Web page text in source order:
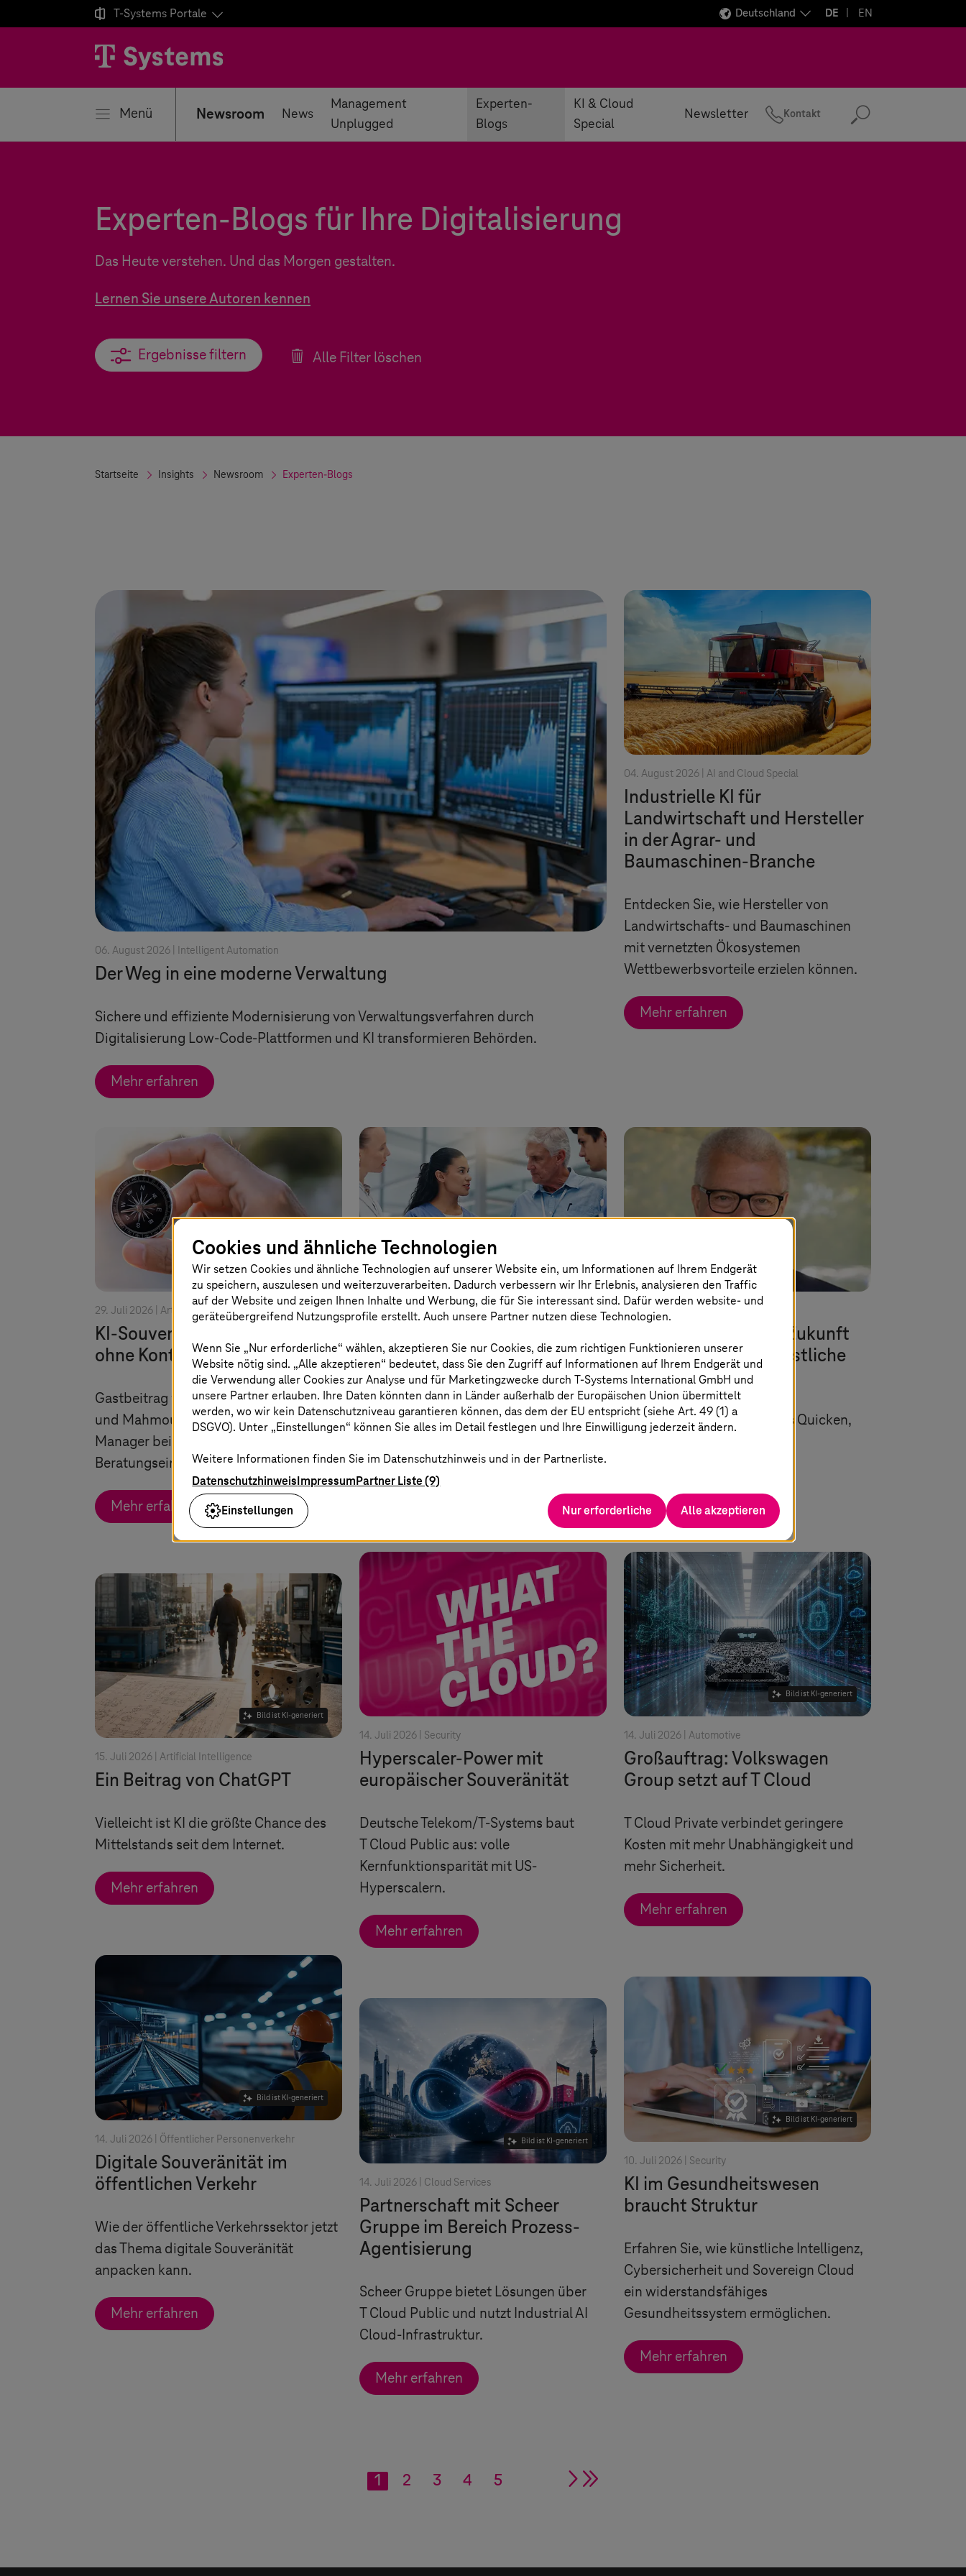
 T-Systems Portale Deutschland DE EN
Menü Newsroom News
Management
Unplugged
Experten-
Blogs
KI & Cloud
Special
Newsletter Kontakt Suchen
Experten-Blogs für Ihre Digitalisierung
Das Heute verstehen. Und das Morgen gestalten.
Lernen Sie unsere Autoren kennen
Ergebnisse filtern
Ergebnisse filtern Alle Filter löschen
Startseite Insights Newsroom Experten-Blogs
06. August 2026 | Intelligent Automation
Der Weg in eine moderne Verwaltung
Sichere und effiziente Modernisierung von Verwaltungsverfahren durch
Digitalisierung Low-Code-Plattformen und KI transformieren Behörden.
Mehr erfahren
04. August 2026 | AI and Cloud Special
Industrielle KI für
Landwirtschaft und Hersteller
in der Agrar- und
Baumaschinen-Branche
Entdecken Sie, wie Hersteller von
Landwirtschafts- und Baumaschinen
mit vernetzten Ökosystemen
Wettbewerbsvorteile erzielen können.
Mehr erfahren
29. Juli 2026 | Artificial Intelligence
KI-Souveränität: Kursänderung
ohne Kontrollverlust
Gastbeitrag von Dr. Christian Krämer
und Mahmoud Nabhan, beide Senior
Manager bei
Beratungseinheit Detecon.
Mehr erfahren
Bild ist KI-generiert
15. Juli 2026 | Artificial Intelligence
Ein Beitrag von ChatGPT
Vielleicht ist KI die größte Chance des
Mittelstands seit dem Internet.
Mehr erfahren
Bild ist KI-generiert
14. Juli 2026 | Öffentlicher Personenverkehr
Digitale Souveränität im
öffentlichen Verkehr
Wie der öffentliche Verkehrssektor jetzt
das Thema digitale Souveränität
anpacken kann.
Mehr erfahren
28. Juli 2026 |Gesundheitswesen
Chat
Der TI-Messenger macht
Kommunikation sicher, schnell und
Mehr erfahren
14. Juli 2026 | Security
Hyperscaler-Power mit
europäischer Souveränität
Deutsche Telekom/T-Systems baut
T Cloud Public aus: volle
Kernfunktionsparität mit US-
Hyperscalern.
Mehr erfahren
Bild ist KI-generiert
14. Juli 2026 | Cloud Services
Partnerschaft mit Scheer
Gruppe im Bereich Prozess-
Agentisierung
Scheer Gruppe bietet Lösungen über
T Cloud Public und nutzt Industrial AI
Cloud-Infrastruktur.
Mehr erfahren
22. Juli 2026 |
Europas industrielle Zukunft
braucht mehr als Künstliche
Intelligenz
Ein Gastbeitrag von Markus Quicken,
Bild ist KI-generiert
14. Juli 2026 | Automotive
Großauftrag: Volkswagen
Group setzt aufT Cloud
T Cloud Privateverbindet geringere
Kosten mit mehr Unabhängigkeit und
mehr Sicherheit.
Mehr erfahren
Bild ist KI-generiert
10. Juli 2026 | Security
KI im Gesundheitswesen
braucht Struktur
Erfahren Sie, wie künstliche Intelligenz,
Cybersicherheit und Sovereign Cloud
ein widerstandsfähiges
Gesundheitssystem ermöglichen.
Mehr erfahren
1 2 3 4 5 single arrow
Cookies und ähnliche Technologien
Wir setzen Cookies und ähnliche Technologien auf unserer Website ein, um Informationen auf Ihrem Endgerät
zu speichern, auszulesen und weiterzuverarbeiten. Dadurch verbessern wir Ihr Erlebnis, analysieren den Traffic
auf der Website und zeigen Ihnen Inhalte und Werbung, die für Sie interessant sind. Dafür werden website- und
geräteübergreifend Nutzungsprofile erstellt. Auch unsere Partner nutzen diese Technologien.
Wenn Sie „Nur erforderliche“ wählen, akzeptieren Sie nur Cookies, die zum richtigen Funktionieren unserer
Website nötig sind. „Alle akzeptieren“ bedeutet, dass Sie den Zugriff auf Informationen auf Ihrem Endgerät und
die Verwendung aller Cookies zur Analyse und für Marketingzwecke durchT-Systems International GmbH und
unsere Partner erlauben. Ihre Daten könnten dann in Länder außerhalb der Europäischen Union übermittelt
werden, wo wir kein Datenschutzniveau garantieren können, das dem der EU entspricht (siehe Art. 49 (1) a
DSGVO). Unter „Einstellungen“ können Sie alles im Detail festlegen und Ihre Einwilligung jederzeit ändern.
Weitere Informationen finden Sie im Datenschutzhinweis und in der Partnerliste.
DatenschutzhinweisImpressumPartner Liste (9)
Einstellungen
Nur erforderliche Alle akzeptieren